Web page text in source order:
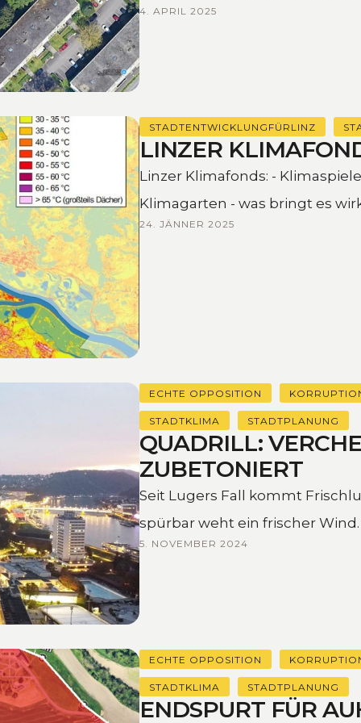
wir hätten …
4. APRIL 2025
STADTENTWICKLUNGFÜRLINZ
LINZER
Linzer Klimafonds: -
Klimagarten - was bringt es
Projekte …
24. JÄNNER 2025
ECHTE OPPOSITION
STADTKLIMA STADTPLANUNG
QUADRILL:
ZUBETONIERT
Seit Lugers Fall kommt
spürbar weht ein frischer
5. NOVEMBER 2024
ECHTE OPPOSITION
STADTKLIMA STADTPLANUNG
ENDSPURT FÜR